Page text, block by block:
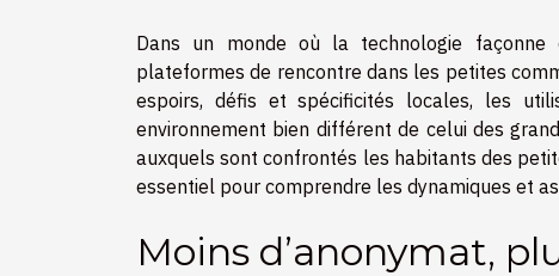
Dans un monde où la technologie
plateformes de rencontre dans les petites
espoirs, défis et spécificités locales, les
environnement bien différent de celui des
auxquels sont confrontés les habitants des
essentiel pour comprendre les dynamiques et
Moins d’anonymat,